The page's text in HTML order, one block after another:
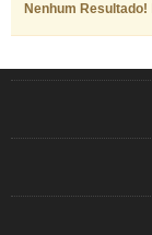
Nenhum Resultado!